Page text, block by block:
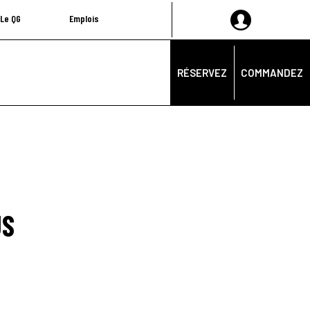
Le QG Emplois
RÉSERVEZ COMMANDEZ